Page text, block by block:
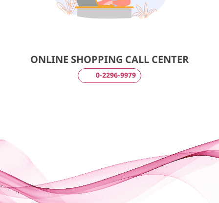
ONLINE SHOPPING CALL CENTER
0-2296-9979